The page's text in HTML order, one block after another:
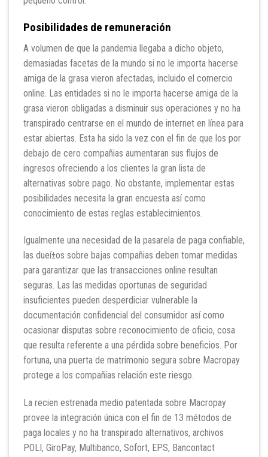
Posibilidades de remuneración
A volumen de que la pandemia llegaba a dicho objeto,
demasiadas facetas de la mundo si no le importa hacerse
amiga de la grasa vieron afectadas, incluido el comercio
online. Las entidades si no le importa hacerse amiga de la
grasa vieron obligadas a disminuir sus operaciones y no ha
transpirado centrarse en el mundo de internet en línea para
estar abiertas. Esta ha sido la vez con el fin de que los por
debajo de cero compañias aumentaran sus flujos de
ingresos ofreciendo a los clientes la gran lista de
alternativas sobre pago. No obstante, implementar estas
posibilidades necesita la gran encuesta así­ como
conocimiento de estas reglas establecimientos.
Igualmente una necesidad de la pasarela de paga confiable,
las dueí±os sobre bajas compañias deben tomar medidas
para garantizar que las transacciones online resultan
seguras. Las las medidas oportunas de seguridad
insuficientes pueden desperdiciar vulnerable la
documentación confidencial del consumidor así­ como
ocasionar disputas sobre reconocimiento de oficio, cosa
que resulta referente a una pérdida sobre beneficios. Por
fortuna, una puerta de matrimonio segura sobre Macropay
protege a los compañias relación este riesgo.
La recien estrenada medio patentada sobre Macropay
provee la integración única con el fin de 13 métodos de
paga locales y no ha transpirado alternativos, archivos
POLI, GiroPay, Multibanco, Sofort, EPS, Bancontact